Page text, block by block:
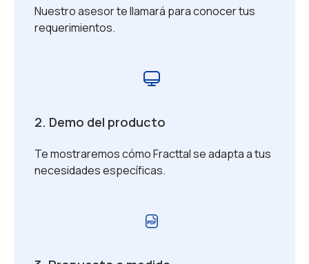
Nuestro asesor te llamará para conocer tus
requerimientos.
2. Demo del producto
Te mostraremos cómo Fracttal se adapta a tus
necesidades específicas.